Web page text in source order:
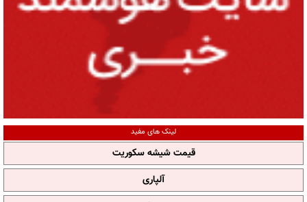
لینک های مفید
قیمت شیشه سکوریت
آلپاری